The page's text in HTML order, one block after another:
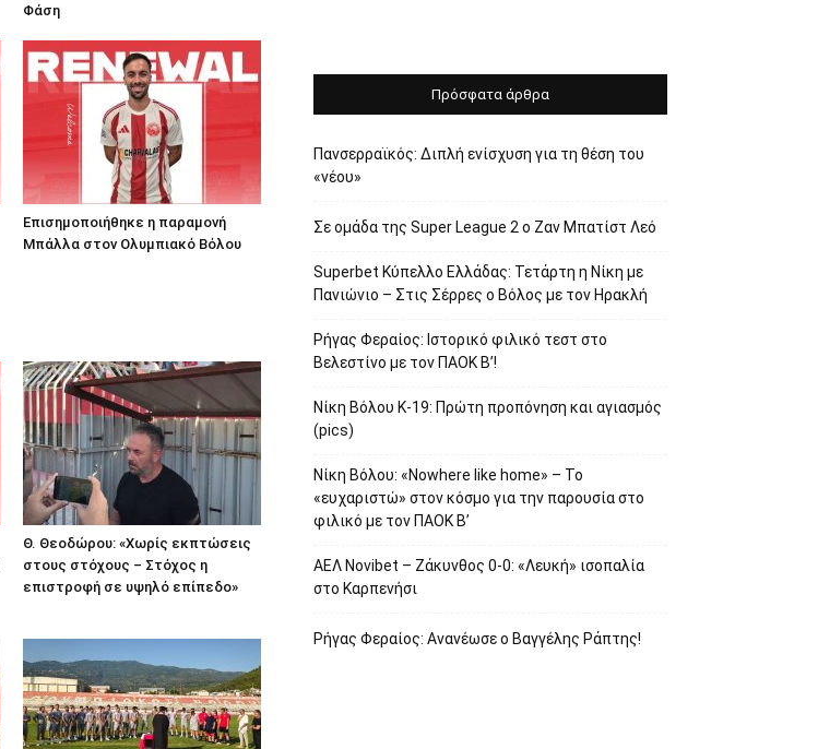
Φάση
Επισημοποιήθηκε η παραμονή
Μπάλλα στον Ολυμπιακό Βόλου
Θ. Θεοδώρου: «Χωρίς εκπτώσεις
στους στόχους – Στόχος η
επιστροφή σε υψηλό επίπεδο»
Πρόσφατα άρθρα
Πανσερραϊκός: Διπλή ενίσχυση για τη θέση του
«νέου»
Σε ομάδα της Super League 2 o Ζαν Μπατίστ Λεό
Superbet Κύπελλο Ελλάδας: Τετάρτη η Νίκη με
Πανιώνιο – Στις Σέρρες ο Βόλος με τον Ηρακλή
Ρήγας Φεραίος: Ιστορικό φιλικό τεστ στο
Βελεστίνο με τον ΠΑΟΚ Β’!
Νίκη Βόλου Κ-19: Πρώτη προπόνηση και αγιασμός
(pics)
Νίκη Βόλου: «Nowhere like home» – Το
«ευχαριστώ» στον κόσμο για την παρουσία στο
φιλικό με τον ΠΑΟΚ Β’
ΑΕΛ Novibet – Ζάκυνθος 0-0: «Λευκή» ισοπαλία
στο Καρπενήσι
Ρήγας Φεραίος: Ανανέωσε ο Βαγγέλης Ράπτης!